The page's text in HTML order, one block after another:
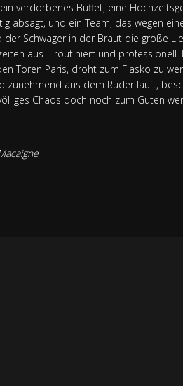
verdorbenes Buffet, eine
absagt, und ein Team, das wegen
Schwager in der Braut die große
aus – routiniert und professionell.
Toren Paris, droht zum Fiasko zu
aus dem Ruder läuft,
Chaos doch noch zum Guten